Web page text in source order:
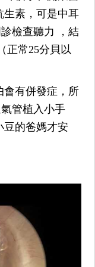
生素，可是中耳
檢查聽力 ，結
正常25分貝以
會有併發症，所
管植入小手
豆的爸媽才安